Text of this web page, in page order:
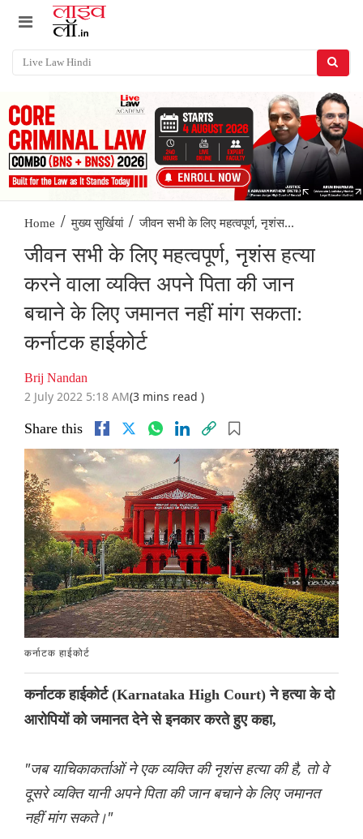
Home / मुख्य सुर्खियां / जीवन सभी के लिए महत्वपूर्ण, नृशंस...
जीवन सभी के लिए महत्वपूर्ण, नृशंस हत्या
करने वाला व्यक्ति अपने पिता की जान
बचाने के लिए जमानत नहीं मांग सकता:
कर्नाटक हाईकोर्ट
Brij Nandan
2 July 2022 5:18 AM(3 mins read )
Share this
कर्नाटक हाईकोर्ट
कर्नाटक हाईकोर्ट (Karnataka High Court) ने हत्या के दो
आरोपियों को जमानत देने से इनकार करते हुए कहा,
"जब याचिकाकर्ताओं ने एक व्यक्ति की नृशंस हत्या की है, तो वे
दूसरे व्यक्ति यानी अपने पिता की जान बचाने के लिए जमानत
नहीं मांग सकते।"